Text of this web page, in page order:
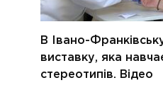
В Івано-
виставку, яка
стереотипів. Відео